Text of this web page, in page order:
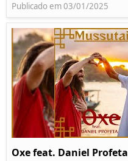
Publicado em 03/01/2025
Oxe feat. Daniel Profeta